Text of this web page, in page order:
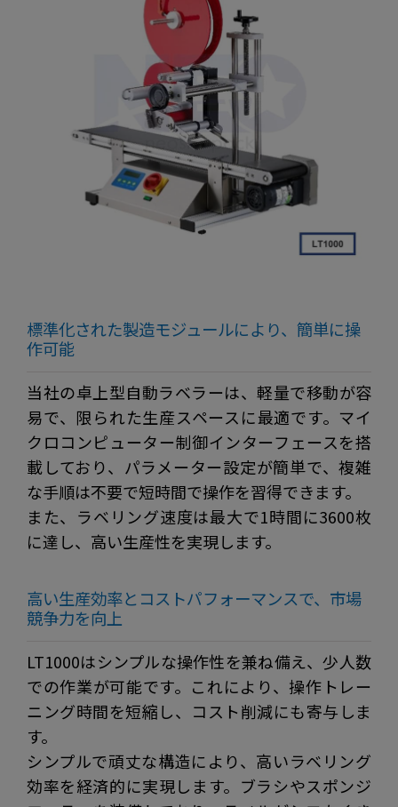
標準化された製造モジュールにより、簡単に操
作可能
当社の卓上型自動ラベラーは、軽量で移動が容
易で、限られた生産スペースに最適です。マイ
クロコンピューター制御インターフェースを搭
載しており、パラメーター設定が簡単で、複雑
な手順は不要で短時間で操作を習得できます。
また、ラベリング速度は最大で1時間に3600枚
に達し、高い生産性を実現します。
高い生産効率とコストパフォーマンスで、市場
競争力を向上
LT1000はシンプルな操作性を兼ね備え、少人数
での作業が可能です。これにより、操作トレー
ニング時間を短縮し、コスト削減にも寄与しま
す。
シンプルで頑丈な構造により、高いラベリング
効率を経済的に実現します。ブラシやスポンジ